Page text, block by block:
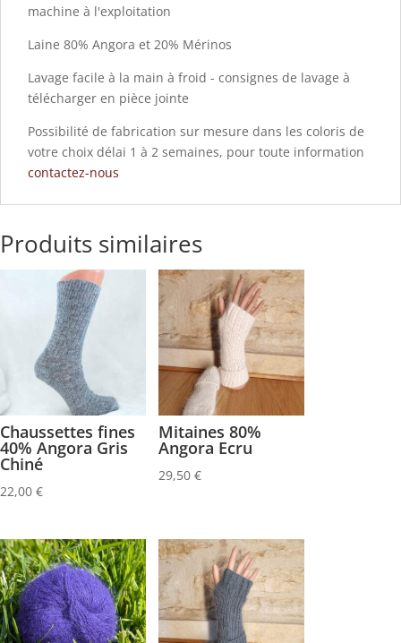
machine à l'exploitation
Laine 80% Angora et 20% Mérinos
Lavage facile à la main à froid - consignes de lavage à
télécharger en pièce jointe
Possibilité de fabrication sur mesure dans les coloris de
votre choix délai 1 à 2 semaines, pour toute information
contactez-nous
Produits similaires
Chaussettes fines
40% Angora Gris
Chiné
22,00 €
Mitaines 80%
Angora Ecru
29,50€